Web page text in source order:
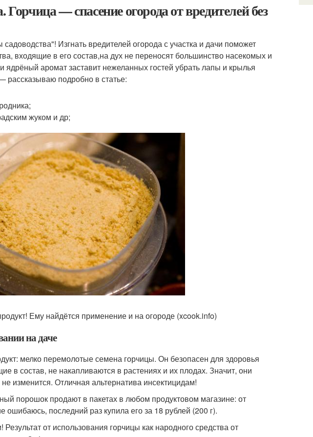
Горчица — спасение огорода от вредителей без
Изгнать вредителей огорода с участка и дачи поможет
входящие в его состав,на дух не переносят большинство насекомых и
ядрёный аромат заставит нежеланных гостей убрать лапы и крылья
рассказываю подробно в статье:
жуком и др;
Ему найдётся применение и на огороде (xcook.info)
на даче
мелко перемолотые семена горчицы. Он безопасен для здоровья
в состав, не накапливаются в растениях и их плодах. Значит, они
изменится. Отличная альтернатива инсектицидам!
порошок продают в пакетах в любом продуктовом магазине: от
ошибаюсь, последний раз купила его за 18 рублей (200 г).
от использования горчицы как народного средства от